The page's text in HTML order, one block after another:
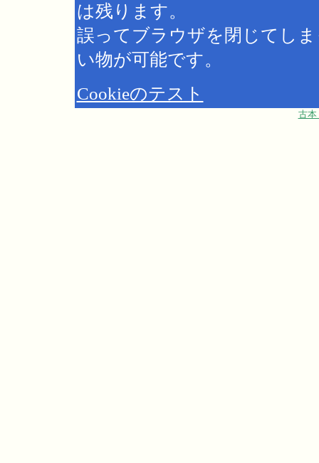
は残ります。
誤ってブラウザを閉じてし
い物が可能です。
Cookieのテスト
古本